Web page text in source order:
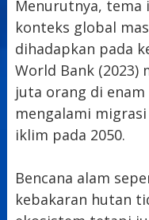
Menurutnya, tema
konteks global
dihadapkan pada
World Bank (2023)
juta orang di
mengalami
iklim pada 2050.
Bencana alam
kebakaran hutan